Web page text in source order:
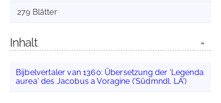
279 Blätter
Inhalt
Bijbelvertaler van 1360: Übersetzung der 'Legenda
aurea' des Jacobus a Voragine ('Südmndl. LA')